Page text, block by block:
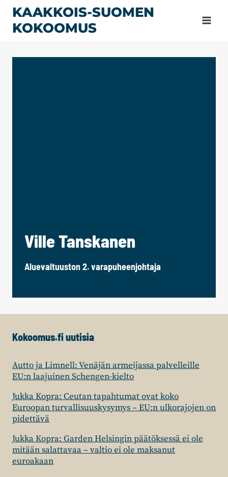
Siirry
sisältöön
KAAKKOIS-SUOMEN
KOKOOMUS
Ville Tanskanen
Aluevaltuuston 2. varapuheenjohtaja
Kokoomus.fi uutisia
Autto ja Limnell: Venäjän armeijassa palvelleille
EU:n laajuinen Schengen-kielto
Jukka Kopra: Ceutan tapahtumat ovat koko
Euroopan turvallisuuskysymys – EU:n ulkorajojen on
pidettävä
Jukka Kopra: Garden Helsingin päätöksessä ei ole
mitään salattavaa – valtio ei ole maksanut
euroakaan